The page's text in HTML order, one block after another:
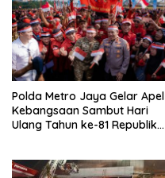
Polda Metro Jaya Gelar Apel
Kebangsaan Sambut Hari
Ulang Tahun ke-81 Republik